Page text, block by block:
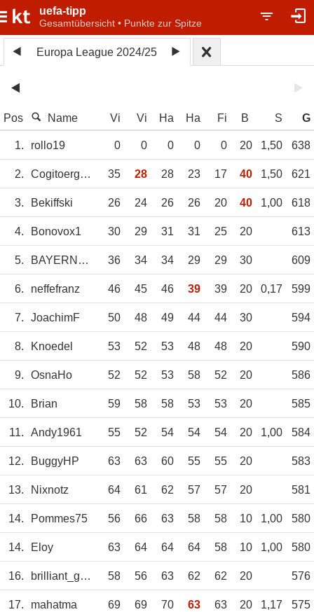
uefa-tipp
Gesamtübersicht • Punkte zur Spitze
Europa League 2024/25
Pos Name Vi Vi Ha Ha Fi B S G
1. rollo19 0 0 0 0 0 20 1,50 638
2. Cogitoergosum 35 28 28 23 17 40 1,50 621
3. Bekiffski 26 24 26 26 20 40 1,00 618
4. Bonovox1 30 29 31 31 25 20 613
5. BAYERN111 36 34 34 29 29 30 609
6. neffefranz 46 45 46 39 39 20 0,17 599
7. JoachimF 50 48 49 44 44 30 594
8. Knoedel 53 52 53 48 48 20 590
9. OsnaHo 52 52 53 58 52 20 586
10. Brian 59 58 58 53 53 20 585
11. Andy1961 55 52 54 54 54 20 1,00 584
12. BuggyHP 63 63 60 55 55 20 583
13. Nixnotz 64 61 62 57 57 20 581
14. Pommes75 56 66 63 58 58 10 1,00 580
14. Eloy 63 64 64 64 58 10 1,00 580
16. brilliant_game 58 56 63 62 62 20 576
17. mahatma 69 69 70 63 63 20 1,17 575